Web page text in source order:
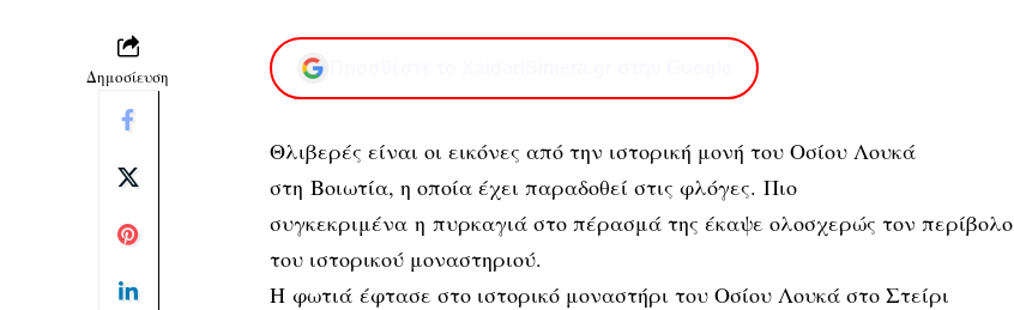
Δημοσίευση
Θλιβερές είναι οι εικόνες από την ιστορική μονή του Οσίου Λουκά
στη Βοιωτία, η οποία έχει παραδοθεί στις φλόγες. Πιο
συγκεκριμένα η πυρκαγιά στο πέρασμά της έκαψε ολοσχερώς τον περίβολο
του ιστορικού μοναστηριού.
Η φωτιά έφτασε στο ιστορικό μοναστήρι του Οσίου Λουκά στο Στείρι